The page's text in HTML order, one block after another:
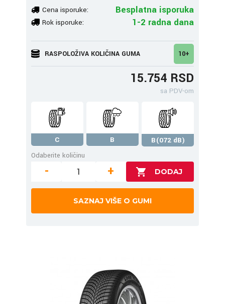
Cena isporuke: Besplatna isporuka
Rok isporuke: 1-2 radna dana
RASPOLOŽIVA KOLIČINA GUMA 10+
15.754 RSD
sa PDV-om
C B
B(072 dB)
Odaberite količinu
- +
SAZNAJ VIŠE O GUMI